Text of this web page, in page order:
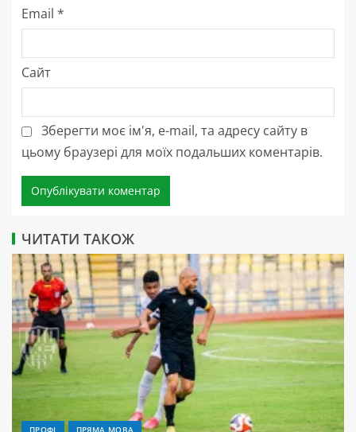
Email *
Сайт
Зберегти моє ім'я, e-mail, та адресу сайту в
цьому браузері для моїх подальших коментарів.
ЧИТАТИ ТАКОЖ
ПРОФІ ПРЯМА МОВА